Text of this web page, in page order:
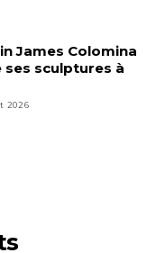
James Colomina
ses sculptures à
2026